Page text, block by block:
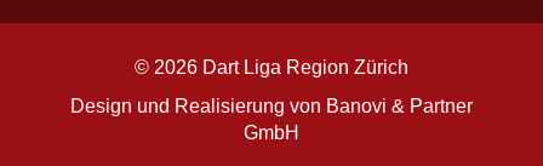
© 2026 Dart Liga Region Zürich
Design und Realisierung von Banovi & Partner
GmbH